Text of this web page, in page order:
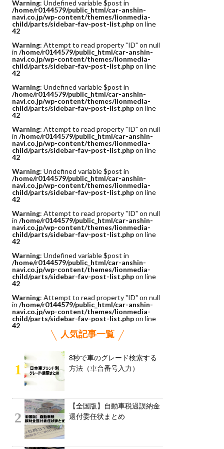
Warning: Undefined variable $post in
/home/r0144579/public_html/car-anshin-
navi.co.jp/wp-content/themes/lionmedia-
child/parts/sidebar-fav-post-list.phpon line
42
Warning: Attempt to read property "ID" on null
in /home/r0144579/public_html/car-anshin-
navi.co.jp/wp-content/themes/lionmedia-
child/parts/sidebar-fav-post-list.phpon line
42
Warning: Undefined variable $post in
/home/r0144579/public_html/car-anshin-
navi.co.jp/wp-content/themes/lionmedia-
child/parts/sidebar-fav-post-list.phpon line
42
Warning: Attempt to read property "ID" on null
in /home/r0144579/public_html/car-anshin-
navi.co.jp/wp-content/themes/lionmedia-
child/parts/sidebar-fav-post-list.phpon line
42
Warning: Undefined variable $post in
/home/r0144579/public_html/car-anshin-
navi.co.jp/wp-content/themes/lionmedia-
child/parts/sidebar-fav-post-list.phpon line
42
Warning: Attempt to read property "ID" on null
in /home/r0144579/public_html/car-anshin-
navi.co.jp/wp-content/themes/lionmedia-
child/parts/sidebar-fav-post-list.phpon line
42
Warning: Undefined variable $post in
/home/r0144579/public_html/car-anshin-
navi.co.jp/wp-content/themes/lionmedia-
child/parts/sidebar-fav-post-list.phpon line
42
Warning: Attempt to read property "ID" on null
in /home/r0144579/public_html/car-anshin-
navi.co.jp/wp-content/themes/lionmedia-
child/parts/sidebar-fav-post-list.phpon line
42
人気記事一覧
1
8秒で車のグレード検索する
方法（車台番号入力）
2
【全国版】自動車税過誤納金
還付委任状まとめ